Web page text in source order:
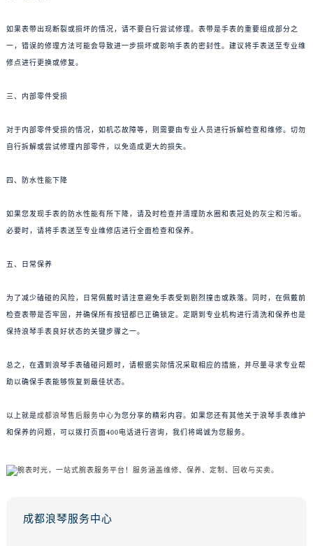
如果表带出现断裂或损坏的情况，请不要自行尝试修理。表带是手表的重要组成部分之
一，错误的修理方法可能会导致进一步损坏或影响手表的密封性。建议将手表送至专业维
修点进行更换或修复。
三、内部零件受损
对于内部零件受损的情况，如机芯故障等，则需要由专业人员进行拆解检查和维修。切勿
自行拆解或尝试修理内部零件，以免造成更大的损失。
四、防水性能下降
如果您发现手表的防水性能有所下降，请及时检查并清理防水圈和表冠处的灰尘和污垢。
必要时，请将手表送至专业维修店进行全面检查和保养。
五、日常保养
为了减少磕碰的风险，日常佩戴时请注意避免手表受到剧烈撞击或跌落。同时，在佩戴前
检查表带是否牢固，并确保所有按钮都已正确锁定。定期到专业机构进行清洗和保养也是
保持浪琴手表良好状态的关键步骤之一。
总之，在遇到浪琴手表磕碰问题时，请根据实际情况采取相应的措施，并尽量寻求专业帮
助以确保手表能够恢复到最佳状态。
以上就是成都浪琴售后服务中心为您分享的精彩内容。如果您还有其他关于浪琴手表维护
和保养的问题，可以拨打页面400电话进行咨询，我们将竭诚为您服务。
成都浪琴服务中心